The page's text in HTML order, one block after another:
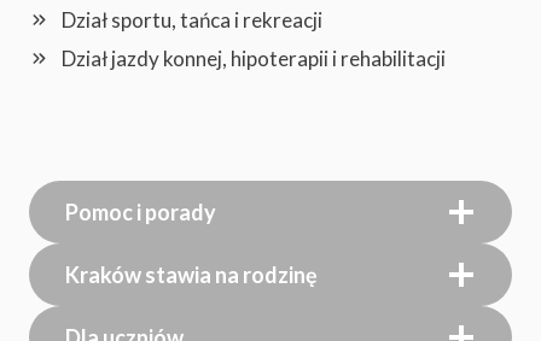
Dział sportu, tańca i rekreacji
Dział jazdy konnej, hipoterapii i rehabilitacji
Pomoc i porady
Kraków stawia na rodzinę